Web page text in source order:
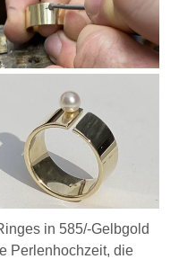
in 585/-Gelbgold
Perlenhochzeit, die